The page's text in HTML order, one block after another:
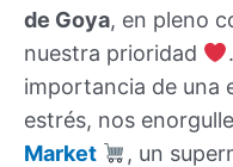
de Goya, en pleno
nuestra prioridad
importancia de una
estrés, nos
Market
, un